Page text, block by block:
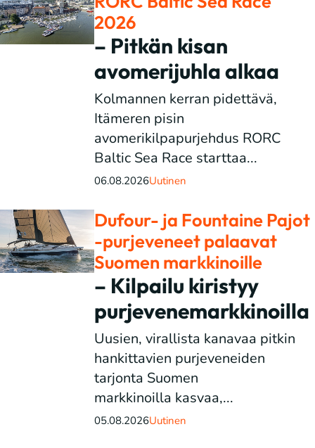
2026
– Pitkän kisan
avomerijuhla alkaa
Kolmannen kerran pidettävä,
Itämeren pisin
avomerikilpapurjehdus RORC
Baltic Sea Race starttaa...
06.08.2026Uutinen
Dufour- ja Fountaine Pajot
-purjeveneet palaavat
Suomen markkinoille
– Kilpailu kiristyy
purjevenemarkkinoilla
Uusien, virallista kanavaa pitkin
hankittavien purjeveneiden
tarjonta Suomen
markkinoilla kasvaa,...
05.08.2026Uutinen